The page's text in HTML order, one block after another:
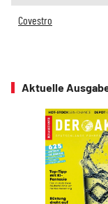
Covestro
Aktuelle